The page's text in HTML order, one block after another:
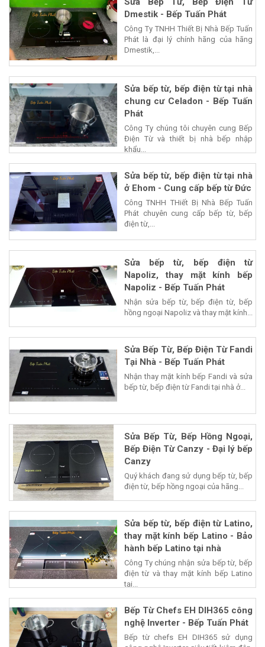
Dmestik - Bếp Tuấn Phát
Công Ty TNHH Thiết Bị Nhà Bếp Tuấn
Phát là đại lý chính hãng của hãng
Dmestik,...
Sửa bếp từ, bếp điện từ tại nhà
chung cư Celadon - Bếp Tuấn
Phát
Công Ty chúng tôi chuyên cung Bếp
Điện Từ và thiết bị nhà bếp nhập
khẩu...
Sửa bếp từ, bếp điện từ tại nhà
ở Ehom - Cung cấp bếp từ Đức
Công TNHH THiết Bị Nhà Bếp Tuấn
Phát chuyên cung cấp bếp từ, bếp
điện từ,...
Sửa bếp từ, bếp điện từ
Napoliz, thay mặt kính bếp
Napoliz - Bếp Tuấn Phát
Nhận sửa bếp từ, bếp điện từ, bếp
hồng ngoại Napoliz và thay mặt kính...
Sửa Bếp Từ, Bếp Điện Từ Fandi
Tại Nhà - Bếp Tuấn Phát
Nhận thay mặt kính bếp Fandi và sửa
bếp từ, bếp điện từ Fandi tại nhà ở...
Sửa Bếp Từ, Bếp Hồng Ngoại,
Bếp Điện Từ Canzy - Đại lý bếp
Canzy
Quý khách đang sử dụng bếp từ, bếp
điện từ, bếp hồng ngoại của hãng...
Sửa bếp từ, bếp điện từ Latino,
thay mặt kính bếp Latino - Bảo
hành bếp Latino tại nhà
Công Ty chúng nhận sửa bếp từ, bếp
điện từ và thay mặt kính bếp Latino
tại...
Bếp Từ Chefs EH DIH365 công
nghệ Inverter - Bếp Tuấn Phát
Bếp từ chefs EH DIH365 sử dụng